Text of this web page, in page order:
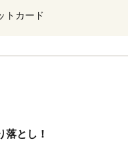
トカード
落とし！